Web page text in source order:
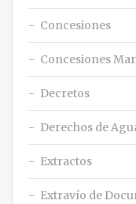
Concesiones
Concesiones
Decretos
Derechos de
Extractos
Extravío de